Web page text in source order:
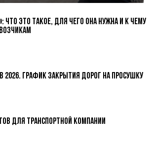
что это такое, для чего она нужна и к чему
2026. График закрытия дорог на просушку
для транспортной компании